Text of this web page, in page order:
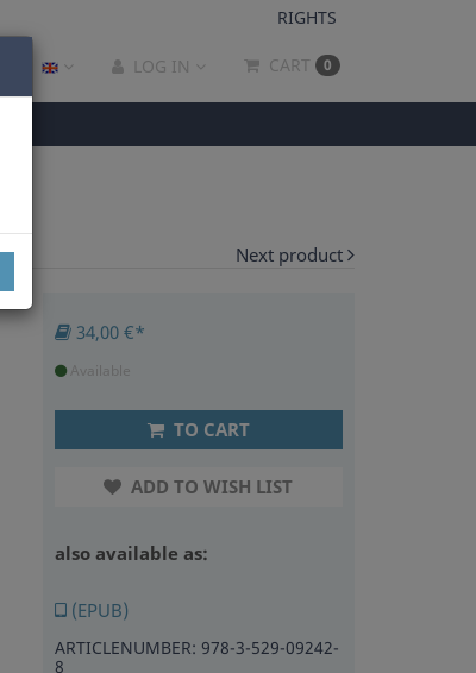
RIGHTS
LOG IN CART 0
Next product
34,00 €*
Available
TO CART
ADD TO WISH LIST
also available as:
(EPUB)
ARTICLENUMBER: 978-3-529-09242-
8